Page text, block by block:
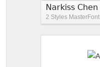
Narkiss Chen
2 Styles MasterFont